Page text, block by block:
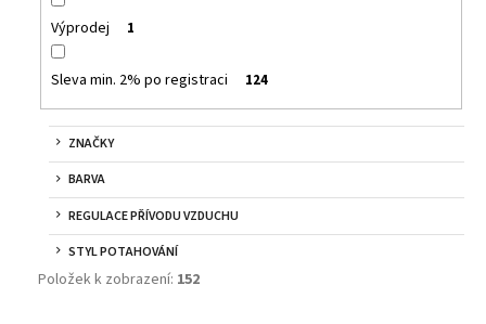
Výprodej 1
Sleva min. 2% po registraci 124
ZNAČKY
BARVA
REGULACE PŘÍVODU VZDUCHU
STYL POTAHOVÁNÍ
Položek k zobrazení: 152
LIQUA
ELEMENTS
APPLE
6MG